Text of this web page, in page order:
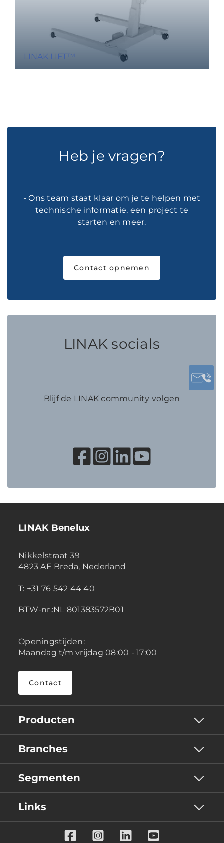
LINAK LIFT™
Heb je vragen?
- Ons team staat klaar om je te helpen met
technische informatie, een project te
starten en meer.
Contact opnemen
LINAK socials
Blijf de LINAK community volgen
LINAK Benelux
Nikkelstraat 39
4823 AE Breda, Nederland
T: +31 76 542 44 40
BTW-nr.:NL 801383572B01
Openingstijden:
Maandag t/m vrijdag 08:00 - 17:00
Contact
Producten
Branches
Segmenten
Links